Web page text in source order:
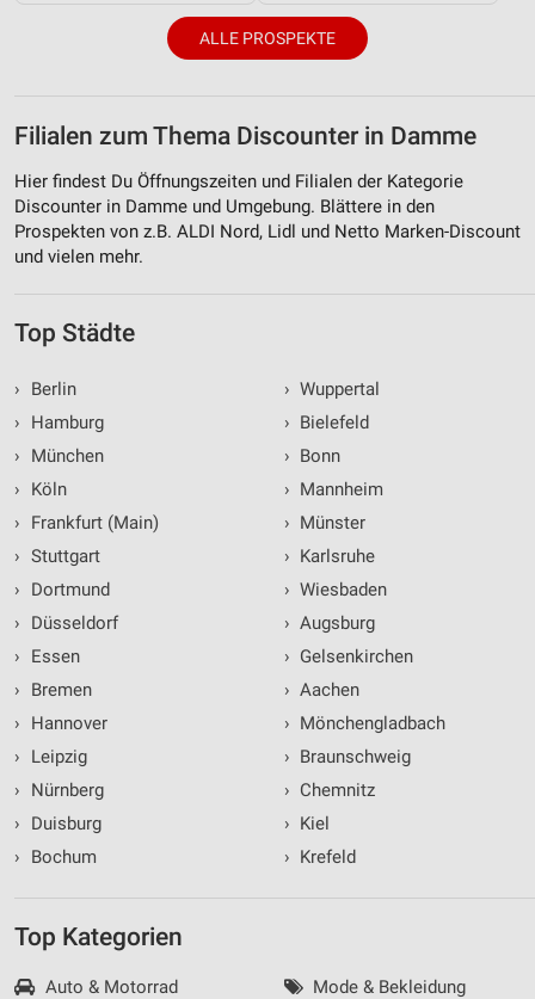
ALLE PROSPEKTE
Filialen zum Thema Discounter in Damme
Hier findest Du Öffnungszeiten und Filialen der Kategorie
Discounter in Damme und Umgebung. Blättere in den
Prospekten von z.B. ALDI Nord, Lidl und Netto Marken-Discount
und vielen mehr.
Top Städte
›
Berlin
›
Hamburg
›
München
›
Köln
›
Frankfurt (Main)
› Stuttgart
›
Dortmund
›
Düsseldorf
›
Essen
›
Bremen
›
Hannover
›
Leipzig
›
Nürnberg
›
Duisburg
›
Bochum
› Wuppertal
› Bielefeld
› Bonn
› Mannheim
› Münster
› Karlsruhe
› Wiesbaden
› Augsburg
› Gelsenkirchen
› Aachen
› Mönchengladbach
› Braunschweig
› Chemnitz
› Kiel
› Krefeld
Top Kategorien
Auto & Motorrad
Mode & Bekleidung